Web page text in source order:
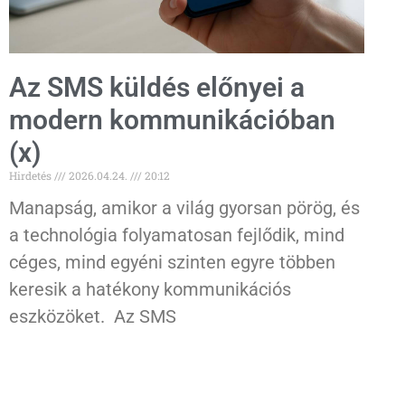
Az SMS küldés előnyei a
modern kommunikációban
(x)
Hirdetés 2026.04.24. 20:12
Manapság, amikor a világ gyorsan pörög, és
a technológia folyamatosan fejlődik, mind
céges, mind egyéni szinten egyre többen
keresik a hatékony kommunikációs
eszközöket. Az SMS